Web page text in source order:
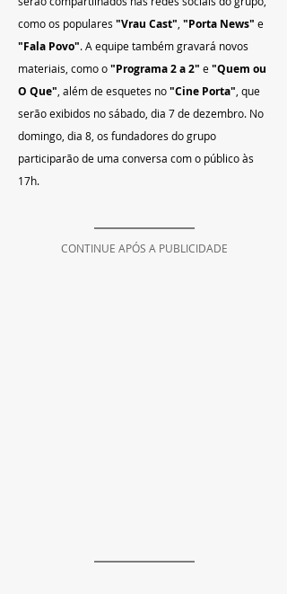
como os populares "Vrau Cast" "Porta News" e
"Fala Povo". A equipe também gravará novos
materiais, como o "Programa 2 a 2" e "Quem ou
O Que" , além de esquetes no "Cine Porta" , que
serão exibidos no sábado, dia 7 de dezembro. No
domingo, dia 8, os fundadores do grupo
participarão de uma conversa com o público às
17h.
CONTINUE APÓS A PUBLICIDADE